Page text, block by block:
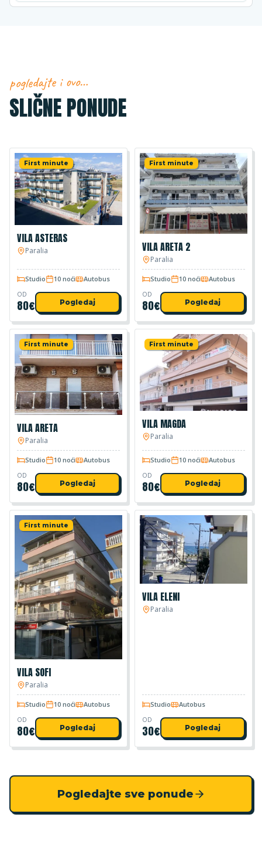
pogledajte i ovo…
SLIČNE PONUDE
First minute
VILA ASTERAS
Paralia
Studio 10 noći Autobus
OD
80€ Pogledaj
First minute
VILA ARETA 2
Paralia
Studio 10 noći Autobus
OD
80€ Pogledaj
First minute
VILA ARETA
Paralia
Studio 10 noći Autobus
OD
80€ Pogledaj
First minute
VILA MAGDA
Paralia
Studio 10 noći Autobus
OD
80€ Pogledaj
First minute
VILA SOFI
Paralia
Studio 10 noći Autobus
OD
80€ Pogledaj
VILA ELENI
Paralia
Studio Autobus
OD
30€ Pogledaj
Pogledajte sve ponude